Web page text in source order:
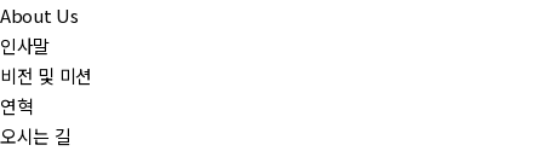
About Us
인사말
비전 및 미션
연혁
오시는 길